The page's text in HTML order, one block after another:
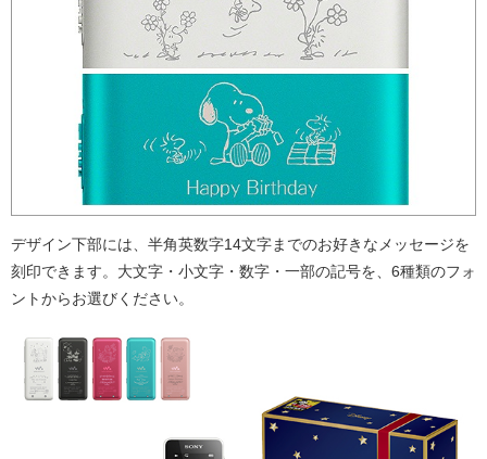
デザイン下部には、半角英数字14文字までのお好きなメッセージを
刻印できます。大文字・小文字・数字・一部の記号を、6種類のフォ
ントからお選びください。